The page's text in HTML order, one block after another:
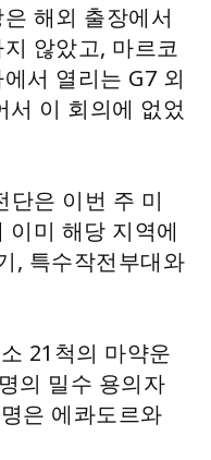
해외 출장에서
않았고, 마르코
서 열리는 G7 외
서 이 회의에 없었
단은 이번 주 미
이미 해당 지역에
, 특수작전부대와
21척의 마약운
의 밀수 용의자
은 에콰도르와